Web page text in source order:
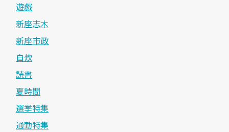
遊戯
新座志木
新座市政
自炊
読書
夏時間
選挙特集
通勤特集